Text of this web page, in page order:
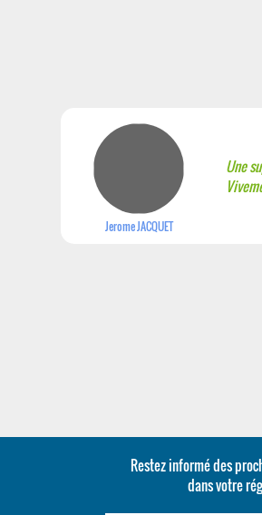
Jerome JACQUET
Une
Restez informé des
dans votre